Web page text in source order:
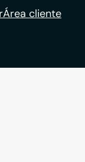
Área cliente